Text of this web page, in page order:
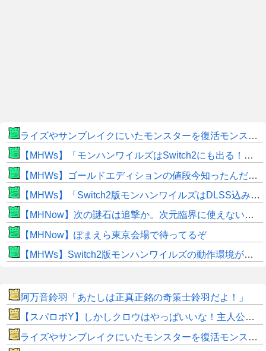
ライズやサンブレイクにいたモンスターを復活モンスターと呼ぶのはやめよう
【MHWs】「モンハンワイルズはSwitch2にも出る！」👈こいつにかけたい言葉ｗｗｗｗｗｗｗｗｗ
【MHWs】ゴールドエディションの値段今知ったんだけどやっっっっっっすwwwww
【MHWs】「Switch2版モンハンワイルズはDLSS込みで最大1440p動作」
【MHNow】次の謎石は追撃か。次元臨界に使えない時点で闘気活性以下のスキルだわ
【MHNow】ぽまえら東京会場で待ってるぞ
【MHWs】Switch2版モンハンワイルズの動作環境が判明！
阿万音鈴羽「あたしは正真正銘の奇策士鈴羽だよ！」
【スパロボY】しかしクロウはやっぱいいな！主人公として魅力的すぎる…！
ライズやサンブレイクにいたモンスターを復活モンスターと呼ぶのはやめよう